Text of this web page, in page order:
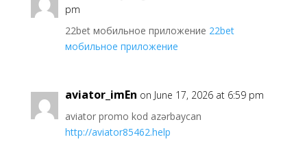
pm
22bet мобильное приложение 22bet
мобильное приложение
aviator_imEn on June 17, 2026 at 6:59 pm
aviator promo kod azərbaycan
http://aviator85462.help